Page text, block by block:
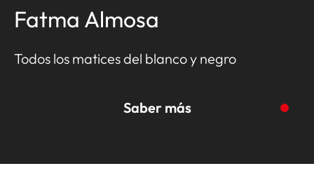
Fatma Almosa
Todos los matices del blanco y negro
Saber más